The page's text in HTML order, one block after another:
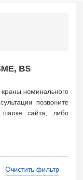
BS
номинального
позвоните
сайта, либо
Очистить фильтр